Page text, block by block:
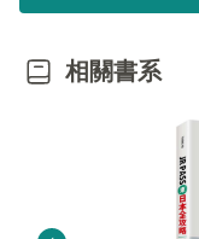
相關書系